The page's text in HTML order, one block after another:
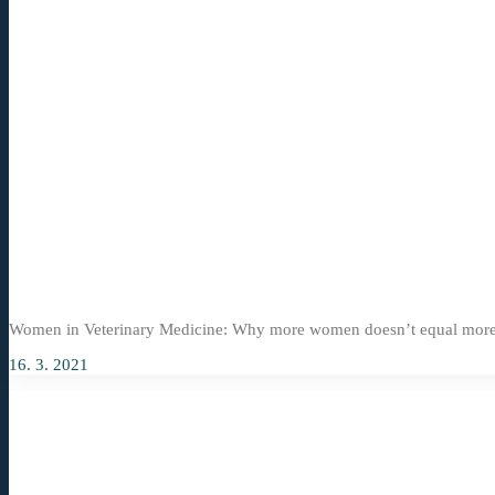
Women in Veterinary Medicine: Why more women doesn’t equal
16. 3. 2021